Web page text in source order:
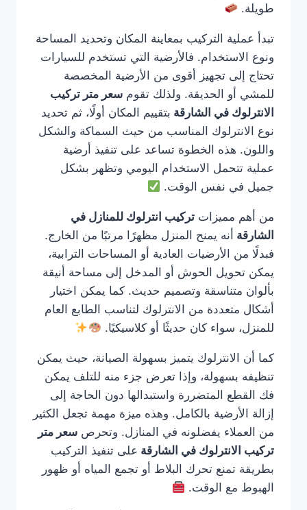
طويلة.
تبدأ عملية التركيب بمعاينة المكان وتحديد المساحة
ونوع الاستخدام. فالأرضية التي تستخدم للسيارات
تحتاج إلى تجهيز أقوى من الأرضية المخصصة
للمشي أو الحديقة. ولذلك تقوم سعر متر تركيب
الانترلوك في الشارقة بتقييم المكان أولًا، ثم تحديد
نوع الانترلوك المناسب من حيث السماكة والشكل
واللون. هذه الخطوة تساعد على تنفيذ أرضية
عملية تتحمل الاستخدام اليومي وتظهر بشكل
جميل في نفس الوقت.
من أهم مميزات تركيب انترلوك للمنازل في
الشارقة أنه يمنح المنزل مظهرًا مرتبًا من الخارج.
فبدلًا من الأرضيات العادية أو المساحات الترابية،
يمكن تحويل الحوش أو المدخل إلى مساحة أنيقة
بألوان متناسقة وتصميم حديث. كما يمكن اختيار
أشكال متعددة من الانترلوك لتناسب الطابع العام
للمنزل، سواء كان حديثًا أو كلاسيكيًا.
كما أن الانترلوك يتميز بسهولة الصيانة، حيث يمكن
تنظيفه بسهولة، وإذا تعرض جزء منه للتلف يمكن
فك القطع المتضررة واستبدالها دون الحاجة إلى
إزالة الأرضية بالكامل. وهذه ميزة مهمة تجعل الكثير
من العملاء يفضلونه في المنازل. وتحرص سعر متر
تركيب الانترلوك في الشارقة على تنفيذ التركيب
بطريقة تمنع تحرك البلاط أو تجمع المياه أو ظهور
الهبوط مع الوقت.